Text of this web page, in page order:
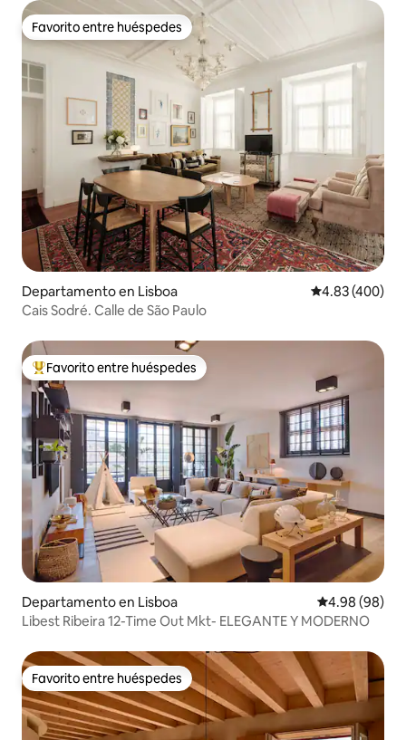
Favorito entre huéspedes
Favorito entre huéspedes
Departamento en Lisboa Calificación
4.83 (400)
Cais Sodré. Calle de São Paulo
De los mejores en Favorito entre huéspedes
Favorito entre huéspedes
Departamento en Lisboa Calificación
4.98 (98)
Libest Ribeira 12-Time Out Mkt- ELEGANTE Y MODERNO
Favorito entre huéspedes
Favorito entre huéspedes